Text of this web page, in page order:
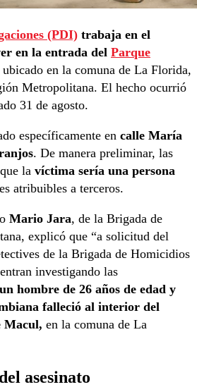
(PDI) trabaja en el
en la entrada del Parque
ubicado en la comuna de La Florida,
Metropolitana. El hecho ocurrió
31 de agosto.
específicamente en calle María
. De manera preliminar, las
la víctima sería una persona
atribuibles a terceros.
Mario Jara, de la Brigada de
explicó que “a solicitud del
de la Brigada de Homicidios
investigando las
un hombre de 26 años de edad y
falleció al interior del
Macul, en la comuna de La
asesinato